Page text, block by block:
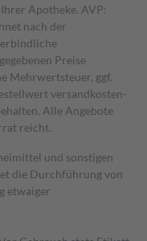
Apotheke. AVP:
nach der
Preise
Mehrwertsteuer, ggf.
versand­kosten­
Alle Angebote
reicht.
und sonstigen
die Durchführung von
etwaiger